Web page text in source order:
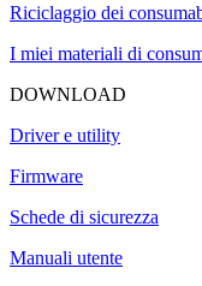
Riciclaggio dei
I miei materiali di
DOWNLOAD
Driver e utility
Firmware
Schede di sicurezza
Manuali utente